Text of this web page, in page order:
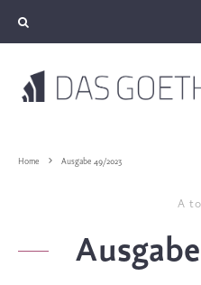
Home Ausgabe 49/2023
A